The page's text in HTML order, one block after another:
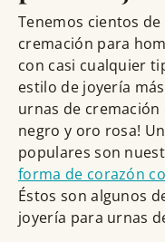
Tenemos cientos
cremación para
con casi cualquier
estilo de joyería
urnas de
negro y oro rosa!
populares son
forma de corazón
Éstos son algunos
joyería para urnas